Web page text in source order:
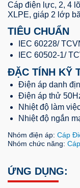
Cáp điện lực, 2, 4
XLPE, giáp 2 lớp
TIÊU CHUẨN
IEC 60228/
IEC 60502-1/
ĐẶC TÍNH KỸ
Điện áp danh
Điện áp thử
Nhiệt độ làm
Nhiệt độ ngắn
Nhóm điện áp: Cáp
Nhóm chức năng:
ỨNG DỤNG: